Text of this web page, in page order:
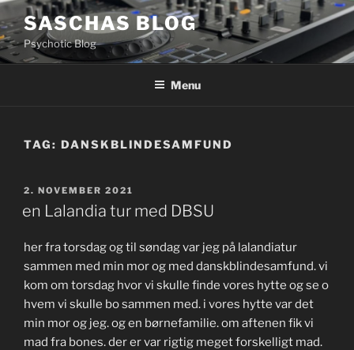
Videre
til
indhold
SASCHAS BLOG
Psychotic Blog
Menu
TAG: DANSKBLINDESAMFUND
UDGIVET
2. NOVEMBER 2021
en Lalandia tur med DBSU
her fra torsdag og til søndag var jeg på lalandiatur
sammen med min mor og med danskblindesamfund. vi
kom om torsdag hvor vi skulle finde vores hytte og se o
hvem vi skulle bo sammen med. i vores hytte var det
min mor og jeg. og en børnefamilie. om aftenen fik vi
mad fra bones. der er var rigtig meget forskelligt mad.